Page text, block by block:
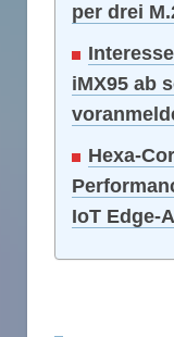
per drei
iMX95 ab
Hexa-
IoT Edge-